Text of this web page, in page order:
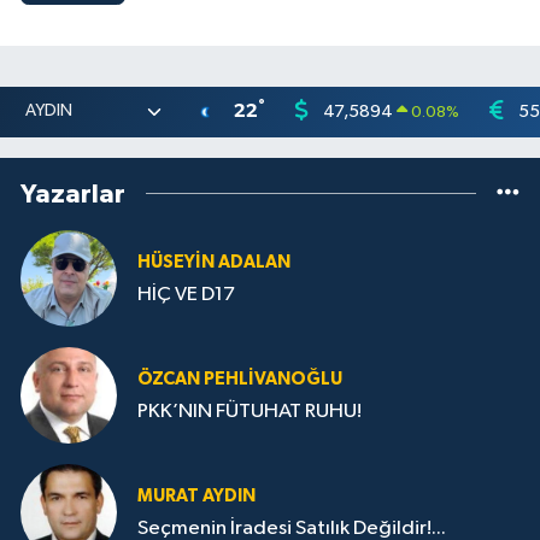
22° 47,5894 0.08%
Yazarlar
HÜSEYIN ADALAN
HİÇ VE D17
ÖZCAN PEHLIVANOĞLU
PKK’NIN FÜTUHAT RUHU!
MURAT AYDIN
Seçmenin İradesi Satılık Değildir!...